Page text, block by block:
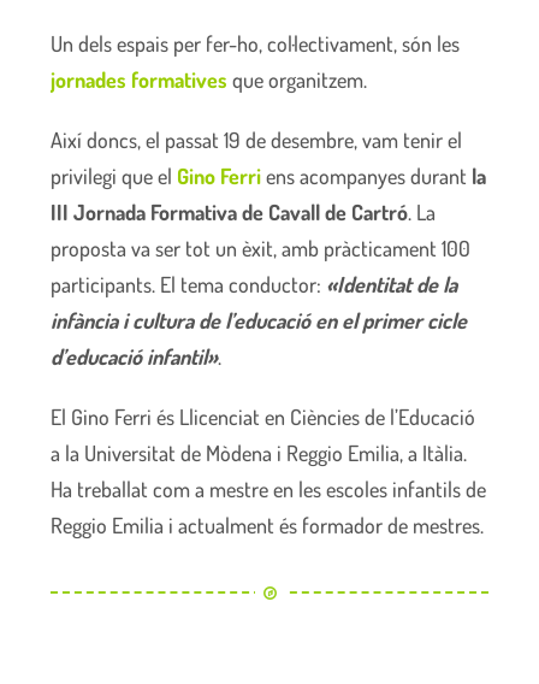
Un dels espais per fer-ho, col·lectivament, són les
jornades formatives que organitzem.
Així doncs, el passat 19 de desembre, vam tenir el
privilegi que el Gino Ferriens acompanyes durant la
III Jornada Formativa de Cavall de Cartró. La
proposta va ser tot un èxit, amb pràcticament 100
participants. El tema conductor: «Identitat de la
infància i cultura de l’educació en el primer cicle
d’educació infantil».
El Gino Ferri és Llicenciat en Ciències de l’Educació
a la Universitat de Mòdena i Reggio Emilia, a Itàlia.
Ha treballat com a mestre en les escoles infantils de
Reggio Emilia i actualment és formador de mestres.